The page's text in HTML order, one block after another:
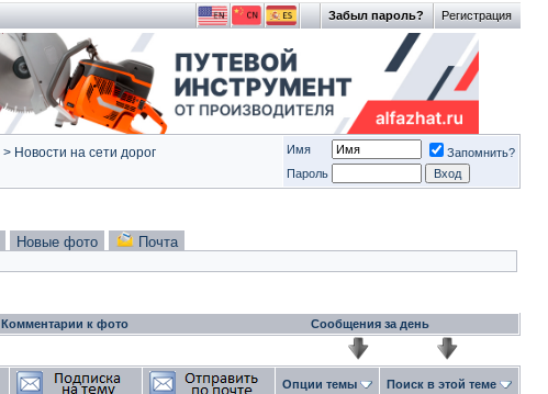
Регистрация
Забыл пароль?
> Новости на сети дорог Имя
Запомнить?
Пароль
Новые фото Почта
Комментарии к фото Сообщения за день
Опции темы Поиск в этой теме